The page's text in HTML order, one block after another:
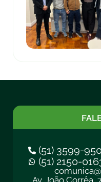
(51) 3599-
(51) 2150-
Av. João Corrêa,